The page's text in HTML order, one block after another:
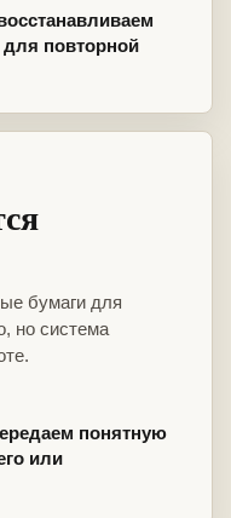
повторной
бумаги для
но система
понятную
или